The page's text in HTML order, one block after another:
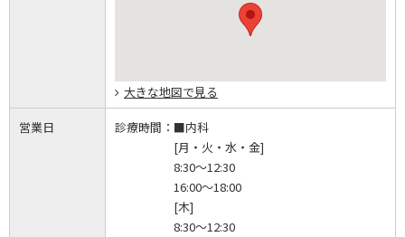
大きな地図で見る
営業日 診療時間： ■内科
[月・火・水・金]
8:30～12:30
16:00～18:00
[木]
8:30～12:30